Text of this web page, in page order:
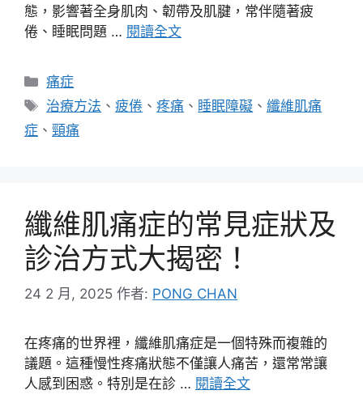
態，影響著全身肌肉、韌帶及肌腱，常伴隨著疲
倦、睡眠問題 … 閱讀全文
分
類
痛症
標
籤
治療方法 、疲倦 、疼痛 、 睡眠障礙 、纖維肌痛
症 、 頸痛
纖維肌痛症的常見症狀及
診治方式大揭密！
24 2 月, 2025 作者: PONG CHAN
在疼痛的世界裡，纖維肌痛症是一個特殊而複雜的
議題。這種慢性疼痛狀態不僅讓人痛苦，還常常讓
人感到困惑。特別是在診 … 閱讀全文